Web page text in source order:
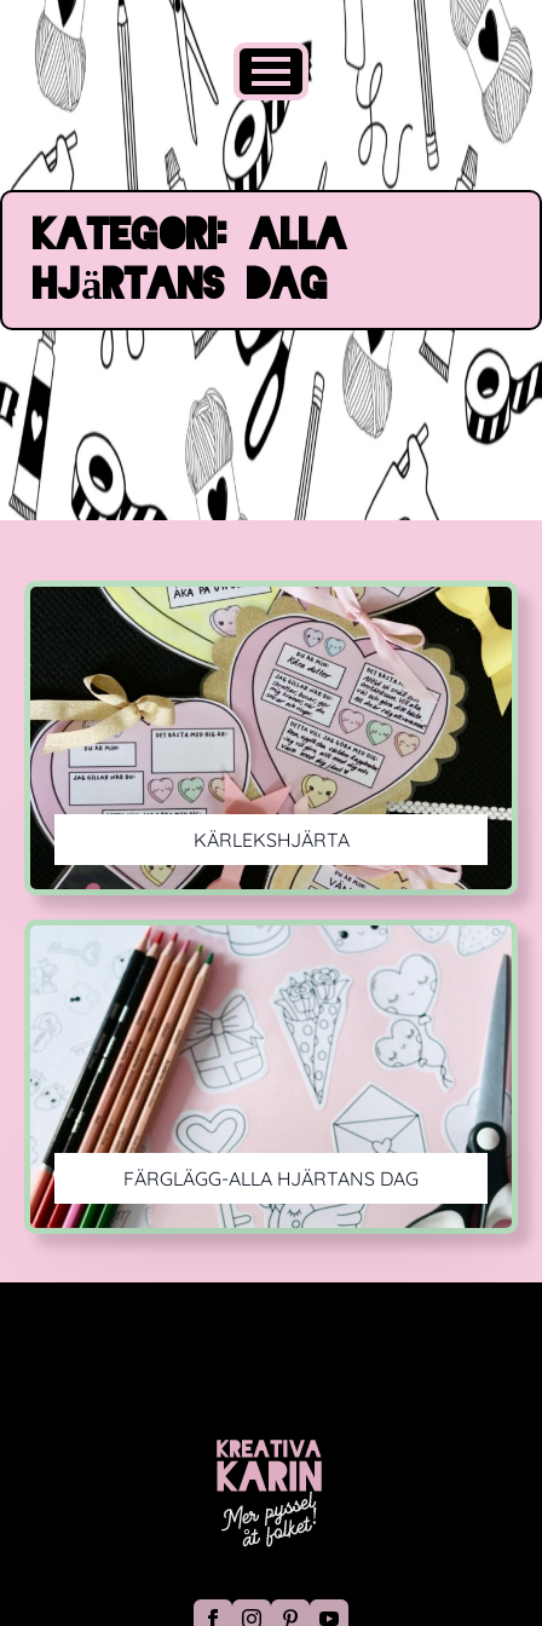
Kategori:Alla
hjärtans dag
KÄRLEKSHJÄRTA
FÄRGLÄGG-ALLA HJÄRTANS DAG